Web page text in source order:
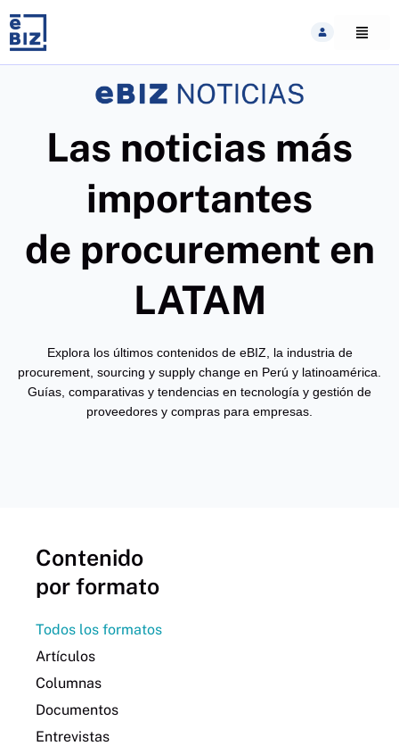
content
Las noticias más
importantes
de procurement en
LATAM
Explora los últimos contenidos de eBIZ, la industria de
procurement, sourcing y supply change en Perú y latinoamérica.
Guías, comparativas y tendencias en tecnología y gestión de
proveedores y compras para empresas.
Contenido
por formato
Todos los formatos
Artículos
Columnas
Documentos
Entrevistas